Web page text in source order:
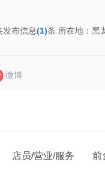
发布信息(1)条 所在地：黑
微博
店员/营业/服务 前